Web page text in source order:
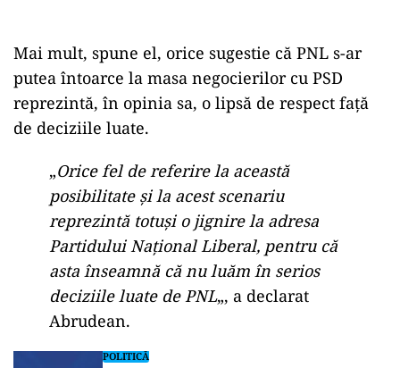
Mai mult, spune el, orice sugestie că PNL s-ar
putea întoarce la masa negocierilor cu PSD
reprezintă, în opinia sa, o lipsă de respect față
de deciziile luate.
„Orice fel de referire la această
posibilitate și la acest scenariu
reprezintă totuși o jignire la adresa
Partidului Național Liberal, pentru că
asta înseamnă că nu luăm în serios
deciziile luate de PNL„, a declarat
Abrudean.
POLITICĂ